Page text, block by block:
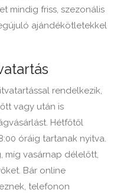
mindig friss, szezonális
ajándékötletekkel
rendelkezik,
vagy után is
Hétfőtől
óráig tartanak nyitva.
míg vasárnap délelőtt,
Bár online
telefonon